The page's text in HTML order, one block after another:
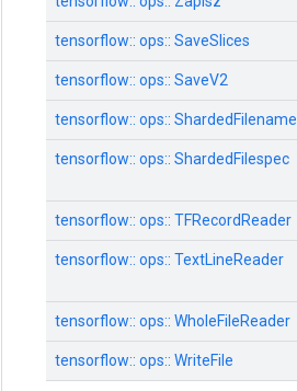
tensorflow:: ops:: SaveSlices
tensorflow:: ops:: SaveV2
tensorflow:: ops:: ShardedFilename
tensorflow:: ops:: ShardedFilespec
tensorflow:: ops:: TFRecordReader
tensorflow:: ops:: TextLineReader
tensorflow:: ops:: WholeFileReader
tensorflow:: ops:: WriteFile